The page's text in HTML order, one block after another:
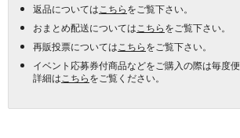
返品については こちらをご覧下さい。
おまとめ配送については こちらをご覧下さい。
再販投票については こちらをご覧下さい。
イベント応募券付商品などをご購入の際は毎度便
詳細は こちらをご覧ください。